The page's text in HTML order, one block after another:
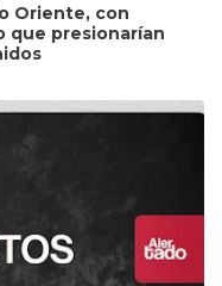
Oriente, con
que presionarían